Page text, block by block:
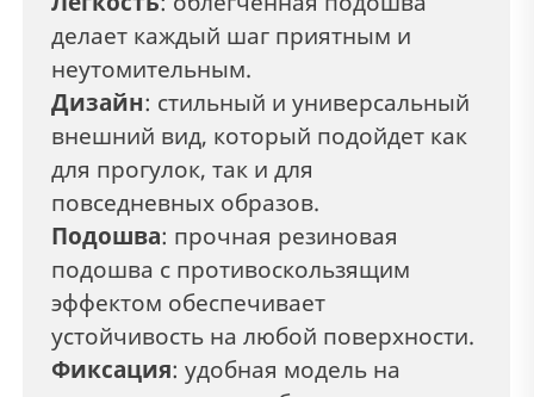
делает каждый шаг приятным и
неутомительным.
Дизайн: стильный и универсальный
внешний вид, который подойдет как
для прогулок, так и для
повседневных образов.
Подошва: прочная резиновая
подошва с противоскользящим
эффектом обеспечивает
устойчивость на любой поверхности.
Фиксация: удобная модель на